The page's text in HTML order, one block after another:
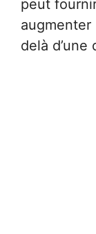
peut
delà d’une